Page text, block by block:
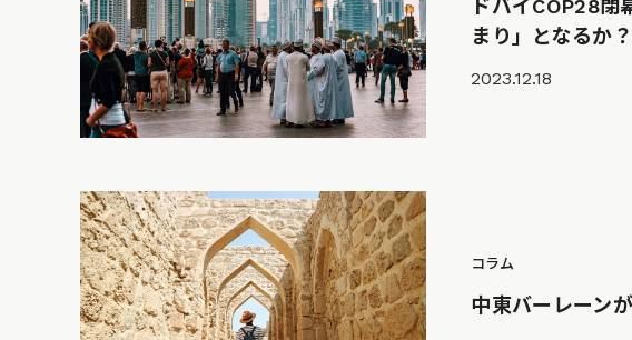
ドバイCOP28閉
まり」となるか？
2023.12.18
コラム
中東バーレーン